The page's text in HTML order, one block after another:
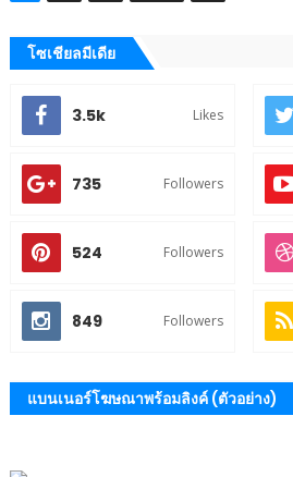
โซเชียลมีเดีย
3.5k Likes
735 Followers
524 Followers
849 Followers
แบนเนอร์โฆษณาพร้อมลิงค์ (ตัวอย่าง)